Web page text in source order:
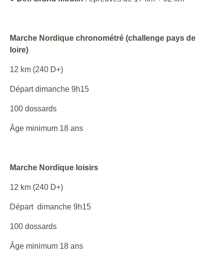
Marche Nordique chronométré (challenge pays de
loire)
12 km (240 D+)
Départ dimanche 9h15
100 dossards
Âge minimum 18 ans
Marche Nordique loisirs
12 km (240 D+)
Départ dimanche 9h15
100 dossards
Âge minimum 18 ans